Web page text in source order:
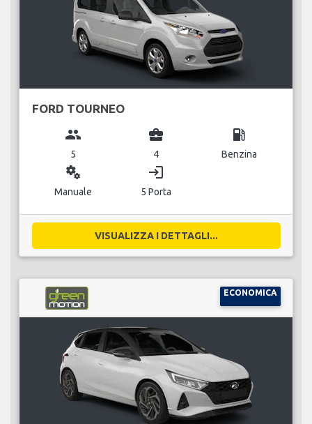
FORD TOURNEO
group
5
business_center
4
local_gas_station
Benzina
miscellaneous_services
Manuale
login
5 Porta
VISUALIZZA I DETTAGLI...
ECONOMICA